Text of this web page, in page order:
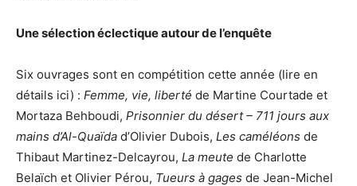
Une sélection éclectique autour de l’enquête
Six ouvrages sont en compétition cette année (lire en
détails ici) : Femme, vie, liberté de Martine Courtade et
Mortaza Behboudi, Prisonnier du désert – 711 jours aux
mains d’Al-Quaïda d’Olivier Dubois, Les caméléons de
Thibaut Martinez-Delcayrou, La meute de Charlotte
Belaïch et Olivier Pérou, Tueurs à gages de Jean-Michel